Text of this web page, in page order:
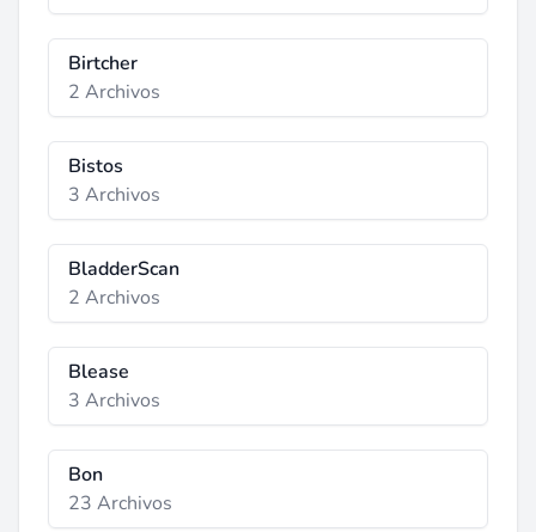
Birtcher
2 Archivos
Bistos
3 Archivos
BladderScan
2 Archivos
Blease
3 Archivos
Bon
23 Archivos